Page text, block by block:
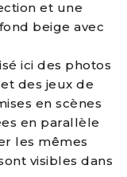
et une
beige avec
ici des photos
des jeux de
en scènes
en parallèle
les mêmes
visibles dans